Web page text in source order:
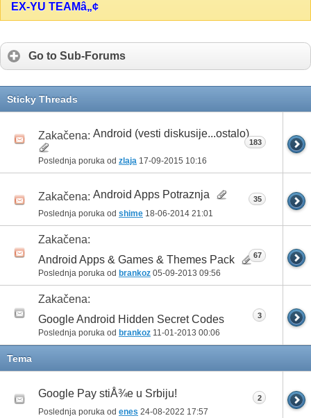
EX-YU TEAMâ„¢
Go to Sub-Forums
Sticky Threads
Zakačena: Android (vesti diskusije...ostalo)
Poslednja poruka od zlaja 17-09-2015 10:16
183
Zakačena: Android Apps Potraznja
Poslednja poruka od shime 18-06-2014 21:01
35
Zakačena:
Android Apps & Games & Themes Pack
Poslednja poruka od brankoz 05-09-2013 09:56
67
Zakačena:
Google Android Hidden Secret Codes
Poslednja poruka od brankoz 11-01-2013 00:06
3
Tema
Google Pay stiÅ¾e u Srbiju!
Poslednja poruka od enes 24-08-2022 17:57
2